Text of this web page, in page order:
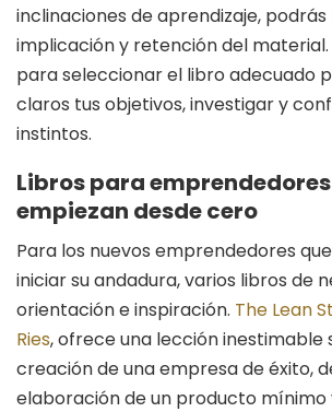
inclinaciones de aprendizaje,
implicación y retención del material.
para seleccionar el libro adecuado
claros tus objetivos, investigar y
instintos.
Libros para
empiezan desde cero
Para los nuevos emprendedores
iniciar su andadura, varios libros de
orientación e inspiración. The Lean
Ries, ofrece una lección inestimable
creación de una empresa de éxito,
elaboración de un producto mínimo